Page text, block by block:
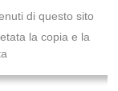
di questo sito
la copia e la